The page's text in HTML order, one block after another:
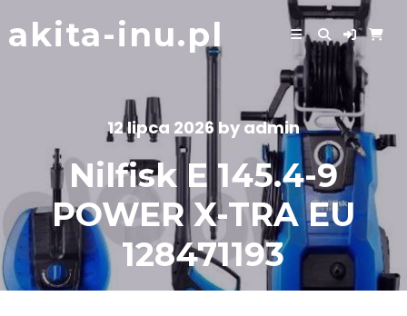
to
content
akita-inu.pl
12 lipca 2026 byadmin
Nilfisk E 145.4-9
POWER X-TRA EU
128471193